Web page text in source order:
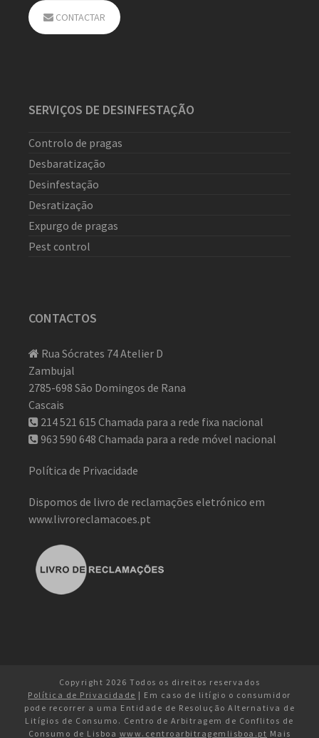
CONTACTAR
SERVIÇOS DE DESINFESTAÇÃO
Controlo de pragas
Desbaratização
Desinfestação
Desratização
Expurgo de pragas
Pest control
CONTACTOS
Rua Sócrates 74 Atelier D
Zambujal
2785-698 São Domingos de Rana
Cascais
214 521 615 Chamada para a rede fixa nacional
963 590 648 Chamada para a rede móvel nacional
Política de Privacidade
Dispomos de livro de reclamações eletrónico em
www.livroreclamacoes.pt
Copyright 2026 Todos os direitos reservados
Política de Privacidade | Em caso de litígio o consumidor
pode recorrer a uma Entidade de Resolução Alternativa de
Litígios de Consumo. Centro de Arbitragem de Conflitos de
Consumo de Lisboa www.centroarbitragemlisboa.pt Mais